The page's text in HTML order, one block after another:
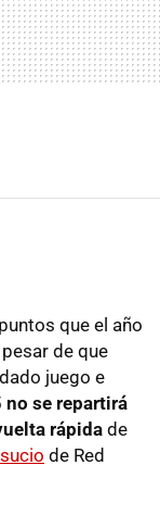
que el año
de que
juego e
no se repartirá
rápida de
de Red